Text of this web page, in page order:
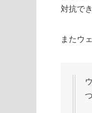
対抗で
またウ